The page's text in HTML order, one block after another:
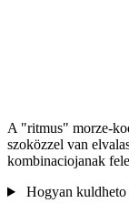
A "ritmus" morze-
szoközzel van
kombinaciojanak
Hogyan